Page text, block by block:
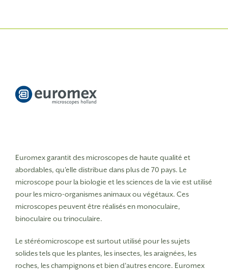
Euromex garantit des microscopes de haute qualité et
abordables, qu'elle distribue dans plus de 70 pays. Le
microscope pour la biologie et les sciences de la vie est utilisé
pour les micro-organismes animaux ou végétaux. Ces
microscopes peuvent être réalisés en monoculaire,
binoculaire ou trinoculaire.
Le stéréomicroscope est surtout utilisé pour les sujets
solides tels que les plantes, les insectes, les araignées, les
roches, les champignons et bien d'autres encore. Euromex